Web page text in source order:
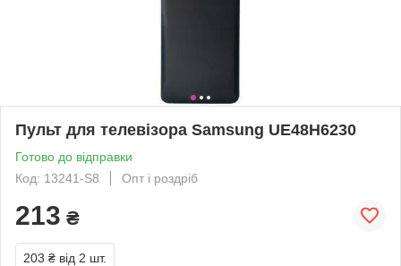
Пульт для телевізора Samsung UE48H6230
Готово до відправки
Код: 13241-S8
Опт і роздріб
213 ₴
203 ₴ від 2 шт.